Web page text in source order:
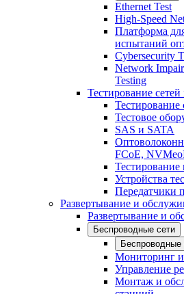
Ethernet Test
High-Speed
Платформа
испытаний
Cybersecurity
Network
Testing
Тестирование
Тестирование
Тестовое
SAS и SATA
FCoE,
Тестирование
Устройства
Передатчики
Развертывание и
Развертывание и
Беспроводные сети
Беспроводные
Мониторинг и
Управление
Монтаж и